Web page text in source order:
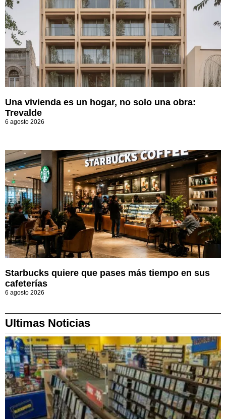
Una vivienda es un hogar, no solo una obra:
Trevalde
6 agosto 2026
Starbucks quiere que pases más tiempo en sus
cafeterías
6 agosto 2026
Ultimas Noticias